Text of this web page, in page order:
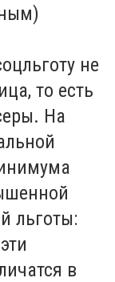
не
то есть
На
льготы:
в